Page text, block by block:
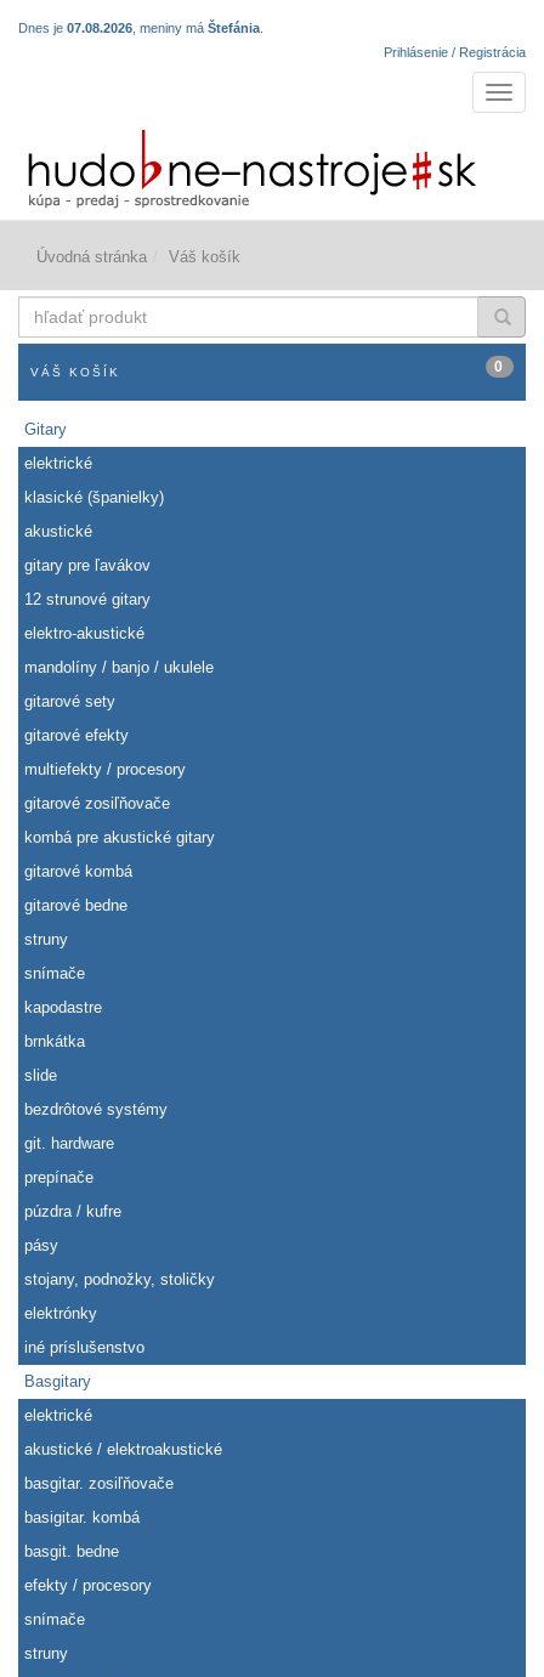
Dnes je 07.08.2026 , meniny má Štefánia
Prihlásenie / Registrácia
Úvodná stránka Váš košík
produkt
VÁŠ KOŠÍK 0
Gitary
elektrické
klasické (španielky)
akustické
gitary pre ľavákov
12 strunové gitary
elektro-akustické
mandolíny / banjo / ukulele
gitarové sety
gitarové efekty
multiefekty / procesory
gitarové zosiľňovače
kombá pre akustické gitary
gitarové kombá
gitarové bedne
struny
snímače
kapodastre
brnkátka
slide
bezdrôtové systémy
git. hardware
prepínače
púzdra / kufre
pásy
stojany, podnožky, stoličky
elektrónky
iné príslušenstvo
Basgitary
elektrické
akustické / elektroakustické
basgitar. zosiľňovače
basigitar. kombá
basgit. bedne
efekty / procesory
snímače
struny